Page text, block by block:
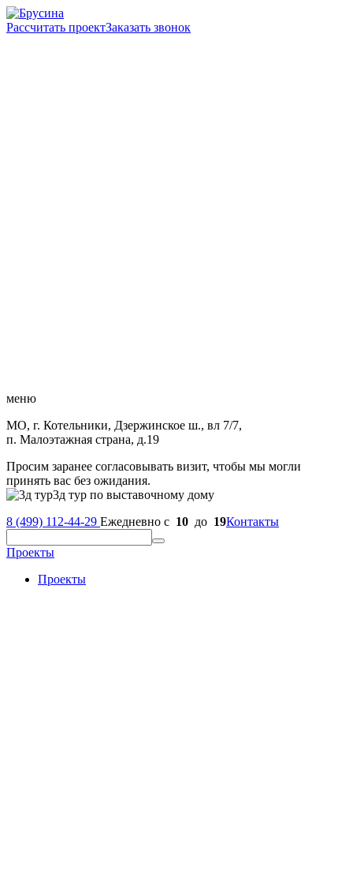
Рассчитать проектЗаказать звонок
меню
МО, г. Котельники, Дзержинское ш., вл 7/7,
п. Малоэтажная страна, д.19
Просим заранее согласовывать визит, чтобы мы могли
принять вас без ожидания.
3д тур по выставочному дому
8 (499) 112-44-29 Ежедневно с 10 до 19Контакты
Проекты
Проекты